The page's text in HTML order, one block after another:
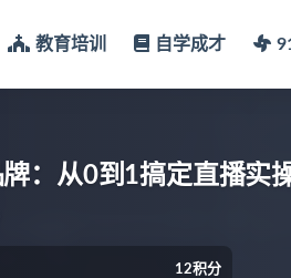
教育培训 自学成才
：从0到1搞定直播实
12积分